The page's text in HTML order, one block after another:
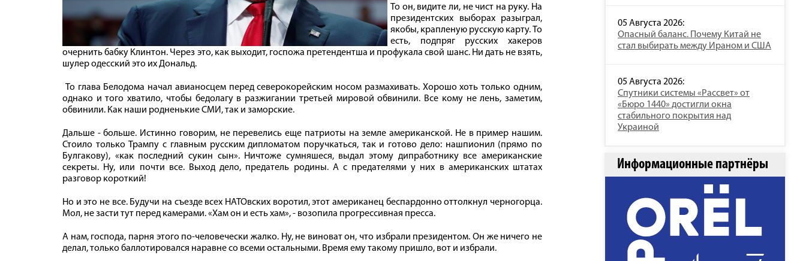
То он, видите ли, не чист на руку. На
президентских выборах разыграл,
якобы, крапленую русскую карту. То
есть, подпряг русских хакеров
очернить бабку Клинтон. Через это, как выходит, госпожа претендентша и профукала свой шанс. Ни дать не взять,
шулер одесский это их Дональд.
То глава Белодома начал авианосцем перед северокорейским носом размахивать. Хорошо хоть только одним,
однако и того хватило, чтобы бедолагу в разжигании третьей мировой обвинили. Все кому не лень, заметим,
обвинили. Как наши родненькие СМИ, так и заморские.
Дальше - больше. Истинно говорим, не перевелись еще патриоты на земле американской. Не в пример нашим.
Стоило только Трампу с главным русским дипломатом поручкаться, так и готово дело: нашпионил (прямо по
Булгакову), «как последний сукин сын». Ничтоже сумняшеся, выдал этому дипработнику все американские
секреты. Ну, или почти все. Выход дело, предатель родины. А с предателями у них в американских штатах
разговор короткий!
Но и это не все. Будучи на съезде всех НАТОвских воротил, этот американец беспардонно оттолкнул черногорца.
Мол, не засти тут перед камерами. «Хам он и есть хам», - возопила прогрессивная пресса.
А нам, господа, парня этого по-человечески жалко. Ну, не виноват он, что избрали президентом. Он же ничего не
делал, только баллотировался наравне со всеми остальными. Время ему такому пришло, вот и избрали.
05 Августа 2026:
Опасный баланс. Почему Китай не
стал выбирать между Ираном и США
05 Августа 2026:
Спутники системы «Рассвет» от
«Бюро 1440» достигли окна
стабильного покрытия над
Украиной
Информационные партнёры